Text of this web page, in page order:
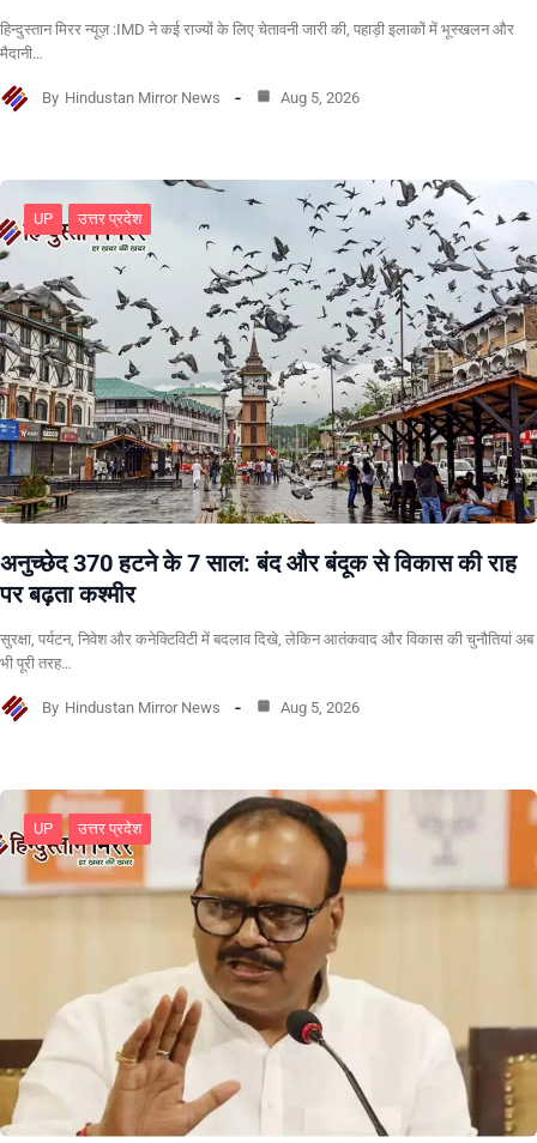
हिन्दुस्तान मिरर न्यूज़ :IMD ने कई राज्यों के लिए चेतावनी जारी की, पहाड़ी इलाकों में भूस्खलन और
मैदानी…
By Hindustan Mirror News Aug 5, 2026
UP उत्तर प्रदेश
अनुच्छेद 370 हटने के 7 साल: बंद और बंदूक से विकास की राह
पर बढ़ता कश्मीर
सुरक्षा, पर्यटन, निवेश और कनेक्टिविटी में बदलाव दिखे, लेकिन आतंकवाद और विकास की चुनौतियां अब
भी पूरी तरह…
By Hindustan Mirror News Aug 5, 2026
UP उत्तर प्रदेश